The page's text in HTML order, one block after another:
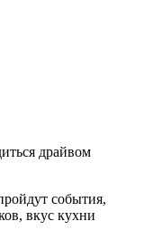
драйвом
события,
вкус кухни